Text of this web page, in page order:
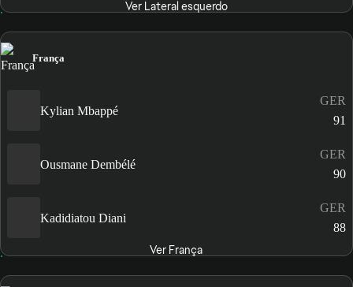
Ver Lateral esquerdo
França
Kylian Mbappé
GER
91
Ousmane Dembélé
GER
90
Kadidiatou Diani
GER
88
Ver França